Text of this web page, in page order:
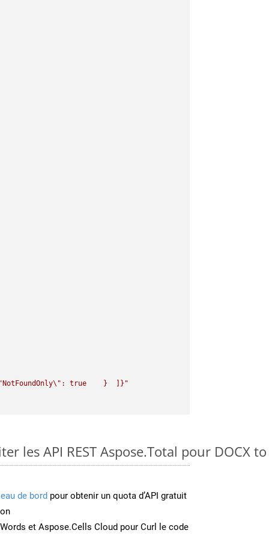
NotFoundOnly\" : true    }  ]}"
les API REST Aspose.Total pour DOCX to
de bord pour obtenir un quota d’API gratuit
et Aspose.Cells Cloud pour Curl le code